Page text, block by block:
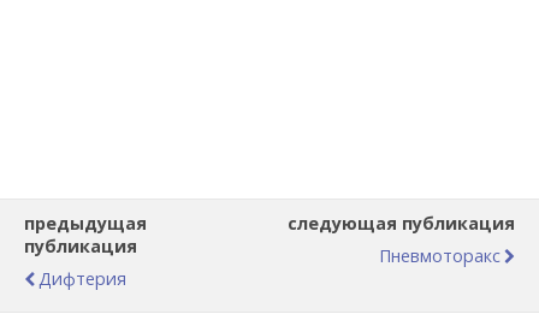
предыдущая
публикация
Дифтерия
следующая публикация
Пневмоторакс